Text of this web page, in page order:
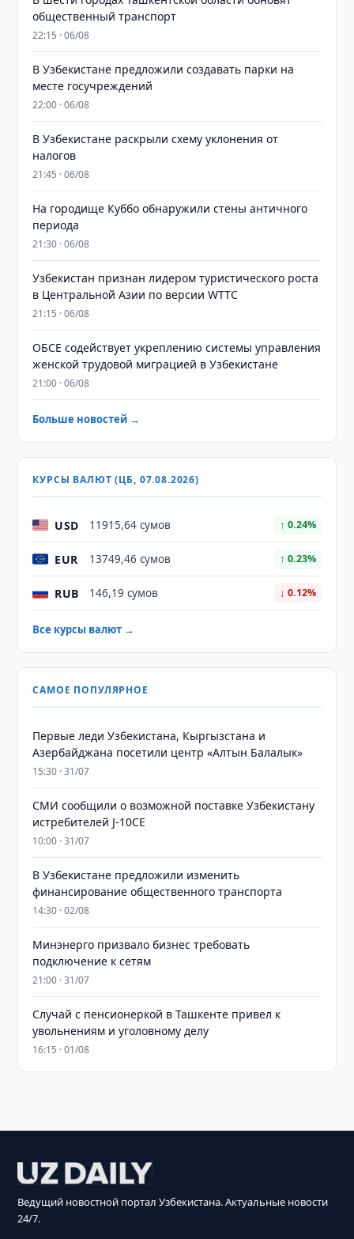
общественный транспорт
22:15 · 06/08
В Узбекистане предложили создавать парки на
месте госучреждений
22:00 · 06/08
В Узбекистане раскрыли схему уклонения от
налогов
21:45 · 06/08
На городище Куббо обнаружили стены античного
периода
21:30 · 06/08
Узбекистан признан лидером туристического роста
в Центральной Азии по версии WTTC
21:15 · 06/08
ОБСЕ содействует укреплению системы управления
женской трудовой миграцией в Узбекистане
21:00 · 06/08
Больше новостей →
КУРСЫ ВАЛЮТ (ЦБ, 07.08.2026)
USD 11915,64 сумов ↑ 0.24%
EUR 13749,46 сумов ↑ 0.23%
RUB 146,19 сумов ↓ 0.12%
Все курсы валют →
САМОЕ ПОПУЛЯРНОЕ
Первые леди Узбекистана, Кыргызстана и
Азербайджана посетили центр «Алтын Балалык»
15:30 · 31/07
СМИ сообщили о возможной поставке Узбекистану
истребителей J-10CE
10:00 · 31/07
В Узбекистане предложили изменить
финансирование общественного транспорта
14:30 · 02/08
Минэнерго призвало бизнес требовать
подключение к сетям
21:00 · 31/07
Случай с пенсионеркой в Ташкенте привел к
увольнениям и уголовному делу
16:15 · 01/08
Ведущий новостной портал Узбекистана. Актуальные новости
24/7.